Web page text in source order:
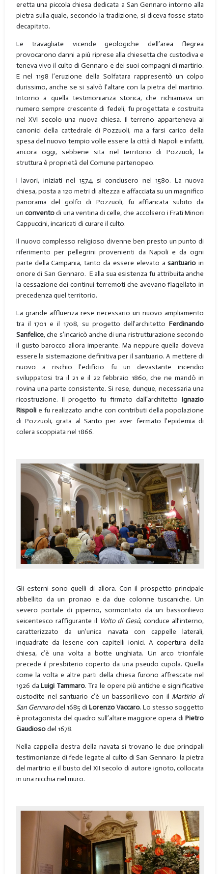
eretta una piccola chiesa dedicata a San Gennaro intorno alla
pietra sulla quale, secondo la tradizione, si diceva fosse stato
decapitato.
Le travagliate vicende geologiche dell’area flegrea
provocarono danni a più riprese alla chiesetta che custodiva e
teneva vivo il culto di Gennaro e dei suoi compagni di martirio.
E nel 1198 l’eruzione della Solfatara rappresentò un colpo
durissimo, anche se si salvò l’altare con la pietra del martirio.
Intorno a quella testimonianza storica, che richiamava un
numero sempre crescente di fedeli, fu progettata e costruita
nel XVI secolo una nuova chiesa. Il terreno apparteneva ai
canonici della cattedrale di Pozzuoli, ma a farsi carico della
spesa del nuovo tempio volle essere la città di Napoli e infatti,
ancora oggi, sebbene sita nel territorio di Pozzuoli, la
struttura è proprietà del Comune partenopeo.
I lavori, iniziati nel 1574, si conclusero nel 1580. La nuova
chiesa, posta a 120 metri di altezza e affacciata su un magnifico
panorama del golfo di Pozzuoli, fu affiancata subito da
unconventodi una ventina di celle, che accolsero i Frati Minori
Cappuccini, incaricati di curare il culto.
Il nuovo complesso religioso divenne ben presto un punto di
riferimento per pellegrini provenienti da Napoli e da ogni
parte della Campania, tanto da essere elevato asantuario in
onore di San Gennaro. E alla sua esistenza fu attribuita anche
la cessazione dei continui terremoti che avevano flagellato in
precedenza quel territorio.
La grande affluenza rese necessario un nuovo ampliamento
tra il 1701 e il 1708, su progetto dell’architettoFerdinando
Sanfelice, che s’incaricò anche di una ristrutturazione secondo
il gusto barocco allora imperante. Ma neppure quella doveva
essere la sistemazione definitiva per il santuario. A mettere di
nuovo a rischio l’edificio fu un devastante incendio
sviluppatosi tra il 21 e il 22 febbraio 1860, che ne mandò in
rovina una parte consistente. Si rese, dunque, necessaria una
ricostruzione. Il progetto fu firmato dall’architettoIgnazio
Rispolie fu realizzato anche con contributi della popolazione
di Pozzuoli, grata al Santo per aver fermato l’epidemia di
colera scoppiata nel 1866.
Gli esterni sono quelli di allora. Con il prospetto principale
abbellito da un pronao e da due colonne tuscaniche. Un
severo portale di piperno, sormontato da un bassorilievo
seicentesco raffigurante il Volto di Gesù,conduce all’interno,
caratterizzato da un’unica navata con cappelle laterali,
inquadrate da lesene con capitelli ionici. A copertura della
chiesa, c’è una volta a botte unghiata. Un arco trionfale
precede il presbiterio coperto da una pseudo cupola. Quella
come la volta e altre parti della chiesa furono affrescate nel
1926 daLuigi Tammaro. Tra le opere più antiche e significative
custodite nel santuario c’è un bassorilievo con il Martirio di
San Gennarodel 1685 diLorenzo Vaccaro. Lo stesso soggetto
è protagonista del quadro sull’altare maggiore opera diPietro
Gaudiosodel 1678.
Nella cappella destra della navata si trovano le due principali
testimonianze di fede legate al culto di San Gennaro: la pietra
del martirio e il busto del XII secolo di autore ignoto, collocata
in una nicchia nel muro.